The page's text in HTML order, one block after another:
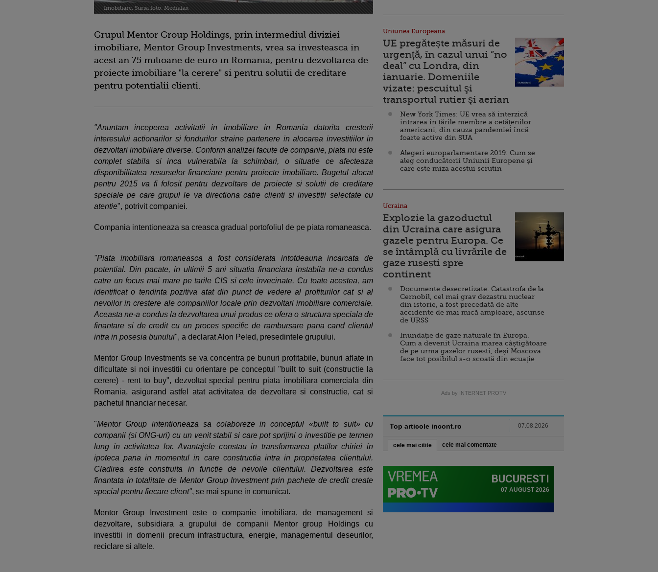
Imobiliare. Sursa foto: Mediafax
Grupul Mentor Group Holdings, prin intermediul diviziei
imobiliare, Mentor Group Investments, vrea sa investeasca in
acest an 75 milioane de euro in Romania, pentru dezvoltarea de
proiecte imobiliare "la cerere" si pentru solutii de creditare
pentru potentialii clienti.
"Anuntam inceperea activitatii in imobiliare in Romania datorita cresterii
interesului actionarilor si fondurilor straine partenere in alocarea investitiilor in
dezvoltari imobiliare diverse. Conform analizei facute de companie, piata nu este
complet stabila si inca vulnerabila la schimbari, o situatie ce afecteaza
disponibilitatea resurselor financiare pentru proiecte imobiliare. Bugetul alocat
pentru 2015 va fi folosit pentru dezvoltare de proiecte si solutii de creditare
speciale pe care grupul le va directiona catre clienti si investitii selectate cu
atentie", potrivit companiei.
Compania intentioneaza sa creasca gradual portofoliul de pe piata romaneasca.
"Piata imobiliara romaneasca a fost considerata intotdeauna incarcata de
potential. Din pacate, in ultimii 5 ani situatia financiara instabila ne-a condus
catre un focus mai mare pe tarile CIS si cele invecinate. Cu toate acestea, am
identificat o tendinta pozitiva atat din punct de vedere al profiturilor cat si al
nevoilor in crestere ale companiilor locale prin dezvoltari imobiliare comerciale.
Aceasta ne-a condus la dezvoltarea unui produs ce ofera o structura speciala de
finantare si de credit cu un proces specific de rambursare pana cand clientul
intra in posesia bunului", a declarat Alon Peled, presedintele grupului.
Mentor Group Investments se va concentra pe bunuri profitabile, bunuri aflate in
dificultate si noi investitii cu orientare pe conceptul "built to suit (constructie la
cerere) - rent to buy", dezvoltat special pentru piata imobiliara comerciala din
Romania, asigurand astfel atat activitatea de dezvoltare si constructie, cat si
pachetul financiar necesar.
"Mentor Group intentioneaza sa colaboreze in conceptul «built to suit» cu
companii (si ONG-uri) cu un venit stabil si care pot sprijini o investitie pe termen
lung in activitatea lor. Avantajele constau in transformarea platilor chiriei in
ipoteca pana in momentul in care constructia intra in proprietatea clientului.
Cladirea este construita in functie de nevoile clientului. Dezvoltarea este
finantata in totalitate de Mentor Group Investment prin pachete de credit create
special pentru fiecare client", se mai spune in comunicat.
Mentor Group Investment este o companie imobiliara, de management si
dezvoltare, subsidiara a grupului de companii Mentor group Holdings cu
investitii in domenii precum infrastructura, energie, managementul deseurilor,
reciclare si altele.
Uniunea Europeana
UE pregătește măsuri de
urgență, în cazul unui ”no
deal” cu Londra, din
ianuarie. Domeniile
vizate: pescuitul şi
transportul rutier şi aerian
New York Times: UE vrea să interzică
intrarea în țările membre a cetăţenilor
americani, din cauza pandemiei încă
foarte active din SUA
Alegeri europarlamentare 2019: Cum se
aleg conducătorii Uniunii Europene și
care este miza acestui scrutin
Ucraina
Explozie la gazoductul
din Ucraina care asigura
gazele pentru Europa. Ce
se întâmplă cu livrările de
gaze rusești spre
continent
Documente desecretizate: Catastrofa de la
Cernobîl, cel mai grav dezastru nuclear
din istorie, a fost precedată de alte
accidente de mai mică amploare, ascunse
de URSS
Inundație de gaze naturale în Europa.
Cum a devenit Ucraina marea câștigătoare
de pe urma gazelor rusești, deși Moscova
face tot posibilul s-o scoată din ecuație
Ads by INTERNET PROTV
Top articole incont.ro 07.08.2026
cele mai citite cele mai comentate